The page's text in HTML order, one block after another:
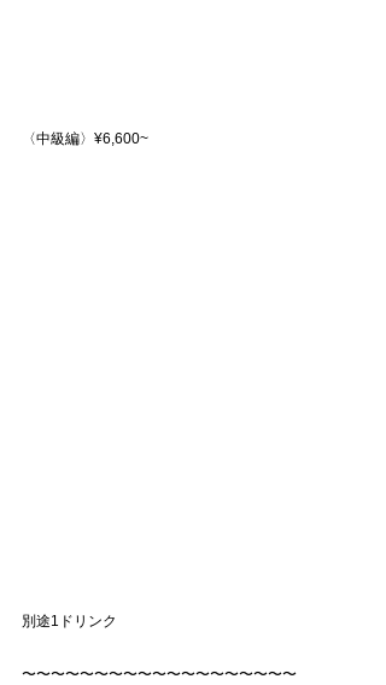
〈中級編〉¥6,600~
別途1ドリンク
〜〜〜〜〜〜〜〜〜〜〜〜〜〜〜〜〜〜〜